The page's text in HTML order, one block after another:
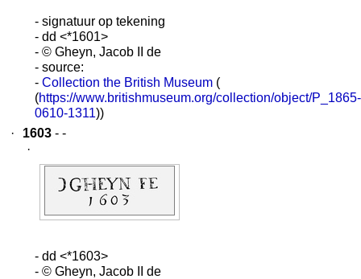
- signatuur op tekening
- dd <*1601>
- © Gheyn, Jacob II de
- source:
- Collection the British Museum (
(https://www.britishmuseum.org/collection/object/P_1865-
0610-1311))
·
1603 - -
·
- dd <*1603>
- © Gheyn, Jacob II de